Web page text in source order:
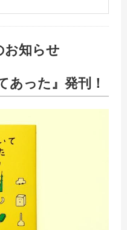
お知らせ
あった』発刊！